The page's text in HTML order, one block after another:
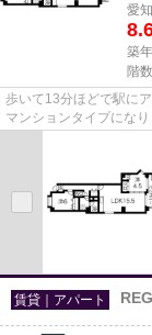
愛
築
階
歩いて13分ほどで駅に
マンションタイプにな
賃貸｜アパート